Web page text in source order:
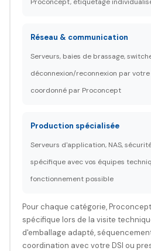
Réseau & communication
Serveurs, baies de brassage,
déconnexion/reconnexion par
coordonné par Proconcept
Production spécialisée
Serveurs d'application, NAS,
spécifique avec vos équipes
fonctionnement possible
Pour chaque catégorie,
spécifique lors de la visite
d'emballage adapté,
coordination avec votre DSI ou